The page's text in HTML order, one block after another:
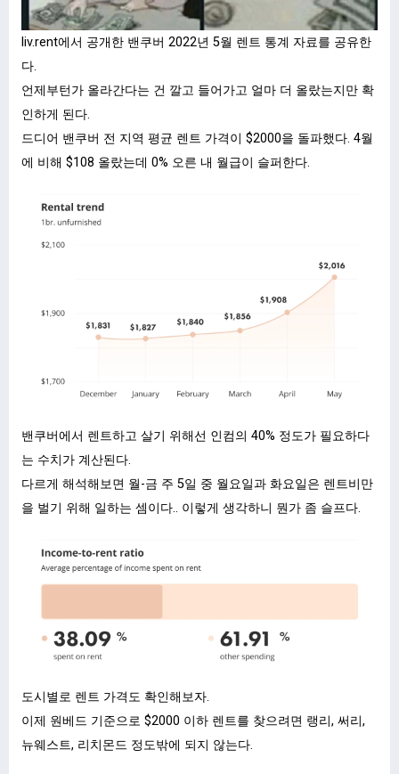
liv.rent에서 공개한 밴쿠버 2022년 5월 렌트 통계 자료를 공유한
다.
언제부턴가 올라간다는 건 깔고 들어가고 얼마 더 올랐는지만 확
인하게 된다.
드디어 밴쿠버 전 지역 평균 렌트 가격이 $2000을 돌파했다. 4월
에 비해 $108 올랐는데 0% 오른 내 월급이 슬퍼한다.
밴쿠버에서 렌트하고 살기 위해선 인컴의 40% 정도가 필요하다
는 수치가 계산된다.
다르게 해석해보면 월-금 주 5일 중 월요일과 화요일은 렌트비만
을 벌기 위해 일하는 셈이다.. 이렇게 생각하니 뭔가 좀 슬프다.
도시별로 렌트 가격도 확인해보자.
이제 원베드 기준으로 $2000 이하 렌트를 찾으려면 랭리, 써리,
뉴웨스트, 리치몬드 정도밖에 되지 않는다.